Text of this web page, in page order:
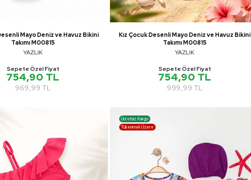
Mayo Deniz ve Havuz Bikini
Takımı M00815
YAZLIK
Sepete Özel Fiyat
754,90 TL
969,99 TL
Kız Çocuk Desenli Mayo Deniz ve Havuz Bikini
Takımı M00815
YAZLIK
Sepete Özel Fiyat
754,90 TL
999,99 TL
Ücretsiz Kargo
Tükenmek Üzere